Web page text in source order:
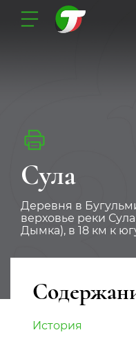
Сула
Деревня в
верховье реки
Дымка), в 18 км к
История